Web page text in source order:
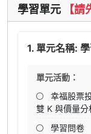
學習單元 【
1. 單元名稱:
單元活動：
幸福股票
雙 K 與價量分
學習問卷